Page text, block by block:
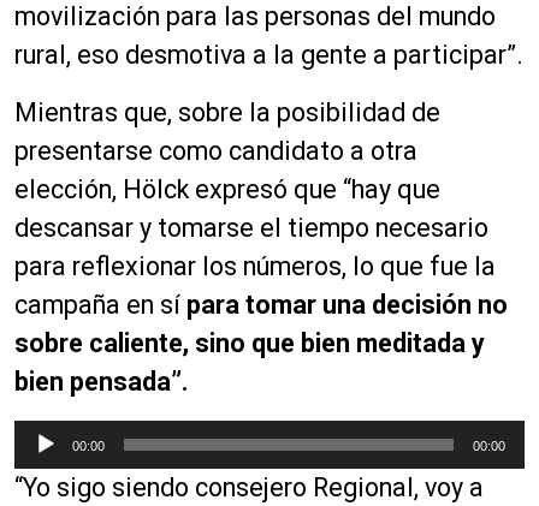
movilización para las personas del mundo
rural, eso desmotiva a la gente a participar”.
Mientras que, sobre la posibilidad de
presentarse como candidato a otra
elección, Hölck expresó que “hay que
descansar y tomarse el tiempo necesario
para reflexionar los números, lo que fue la
campaña en sí para tomar una decisión no
sobre caliente, sino que bien meditada y
bien pensada”.
e
00:00 00:00
“Yo sigo siendo consejero Regional, voy a